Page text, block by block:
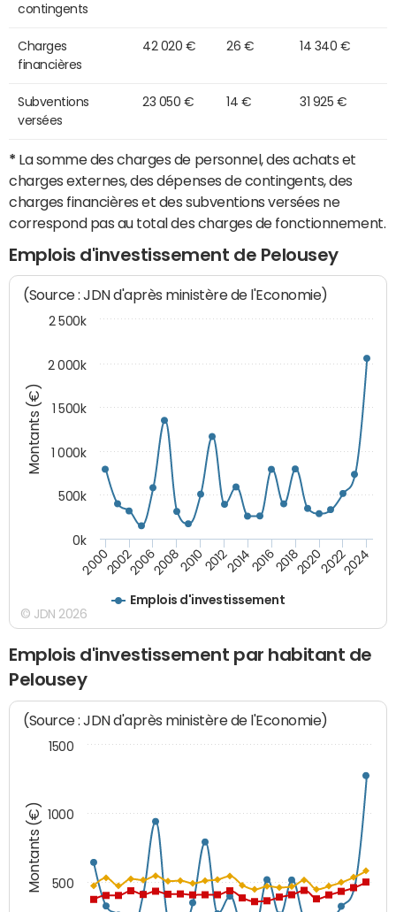
contingents
Charges
financières
42 020 € 26 € 14 340 €
Subventions
versées
23 050 € 14 € 31 925 €
* La somme des charges de personnel, des achats et
charges externes, des dépenses de contingents, des
charges financières et des subventions versées ne
correspond pas au total des charges de fonctionnement.
Emplois d'investissement de Pelousey
Montants (€)
(Source : JDN d'après ministère de l'Economie)
Emplois d'investissement
200020022006200820102012201420162018202020222024
0k
500k
1 000k
1 500k
2 000k
2 500k
© JDN 2026
Emplois d'investissement par habitant de
Pelousey
Montants (€)
(Source : JDN d'après ministère de l'Economie)
500
1000
1500